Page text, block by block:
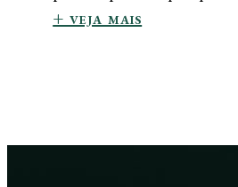
+ veja mais